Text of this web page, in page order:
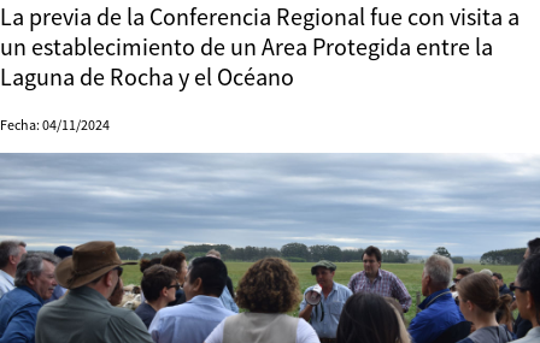
La previa de la Conferencia Regional fue con visita a
un establecimiento de un Area Protegida entre la
Laguna de Rocha y el Océano
Fecha: 04/11/2024